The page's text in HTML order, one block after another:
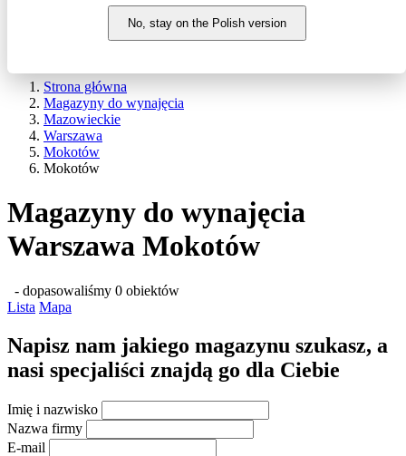
No, stay on the Polish version
Strona główna
Magazyny do wynajęcia
Mazowieckie
Warszawa
Mokotów
Mokotów
Magazyny do wynajęcia
Warszawa Mokotów
- dopasowaliśmy 0 obiektów
Lista Mapa
Napisz nam jakiego magazynu szukasz, a
nasi specjaliści znajdą go dla Ciebie
Imię i nazwisko
Nazwa firmy
E-mail